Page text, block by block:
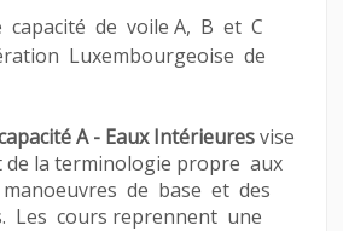
capacité de voile A, B et C
Luxembourgeoise de
A - Eaux Intérieuresvise
de la terminologie propre aux
de base et des
Les cours reprennent une